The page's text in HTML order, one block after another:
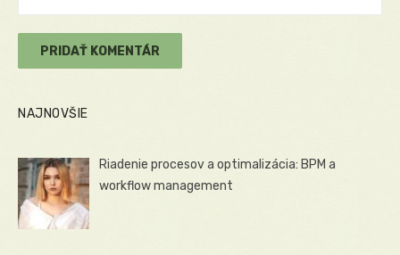
NAJNOVŠIE
Riadenie procesov a optimalizácia: BPM a
workflow management